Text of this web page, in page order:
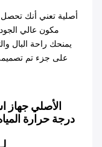
مكون عالي
يمنحك راحة البال
على جزء تم
درجة حرارة